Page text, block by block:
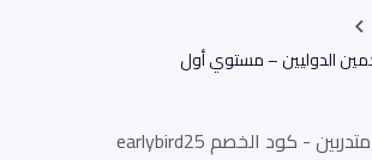
الدوليين – مستوي أول